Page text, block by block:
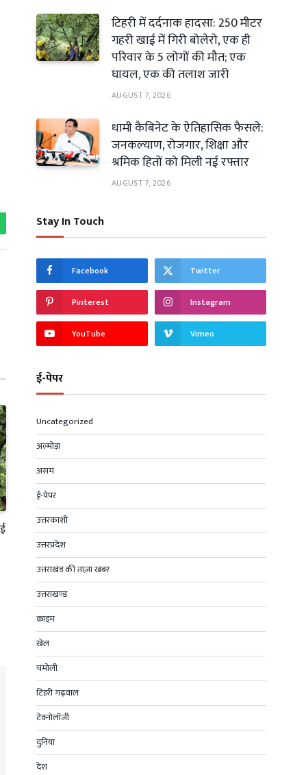
टिहरी में दर्दनाक हादसा: 250 मीटर
गहरी खाई में गिरी बोलेरो, एक ही
परिवार के 5 लोगों की मौत; एक
घायल, एक की तलाश जारी
AUGUST 7, 2026
धामी कैबिनेट के ऐतिहासिक फैसले:
जनकल्याण, रोजगार, शिक्षा और
श्रमिक हितों को मिली नई रफ्तार
AUGUST 7, 2026
Stay In Touch
Facebook Twitter
Pinterest Instagram
YouTube Vimeo
ई-पेपर
Uncategorized
अल्मोड़ा
असम
ई-पेपर
उत्तरकाशी
उत्तरप्रदेश
उत्तराखंड की ताज़ा खबर
उत्तराखण्ड
क्राइम
खेल
चमोली
टिहरी गढ़वाल
टेक्नोलॉजी
दुनिया
देश